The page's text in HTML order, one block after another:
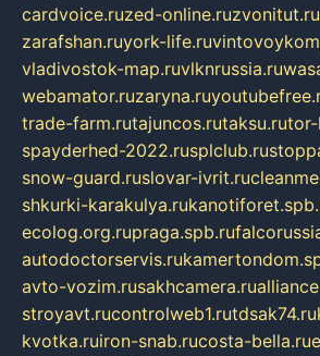
cardvoice.ruzed-online.ruzvonitut.ru
zarafshan.ruyork-life.ru
vladivostok-map.ruvlknrussia.ru
webamator.ruzaryna.ru
trade-farm.rutajuncos.rutaksu.ru
spayderhed-2022.rusplclub.ru
snow-guard.ruslovar-ivrit.ru
shkurki-karakulya.ru
ecolog.org.rupraga.spb.ru
autodoctorservis.ru
avto-vozim.rusakhcamera.ru
stroyavt.rucontrolweb1.rutdsak74.ru
kvotka.ruiron-snab.rucosta-bella.ru